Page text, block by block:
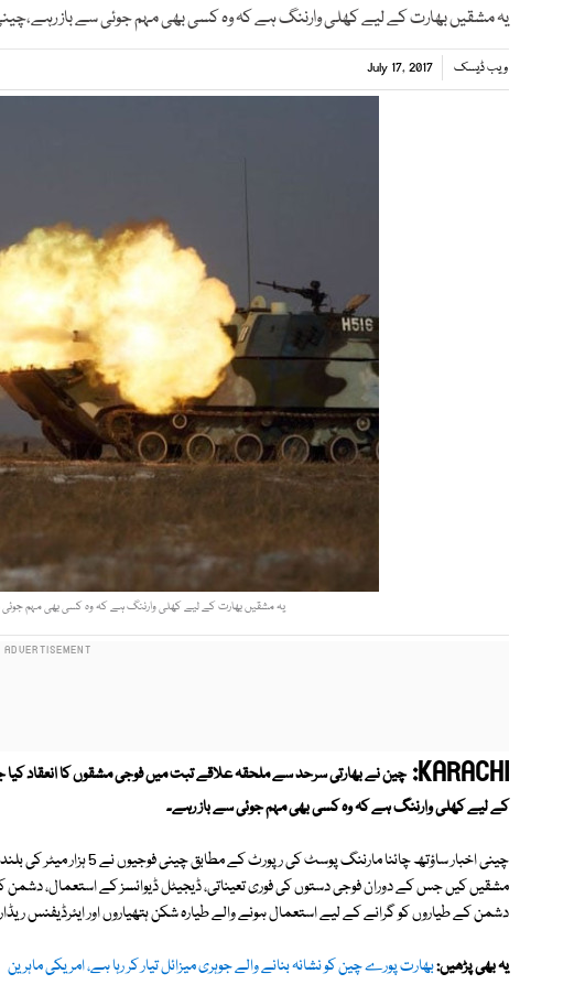
یہ مشقیں بھارت کے لیے کھلی وارننگ ہے کہ وہ کسی بھی مہم جوئی سے باز
ویب ڈیسک July 17, 2017
یہ مشقیں بھارت کے لیے کھلی وارننگ ہے کہ وہ کسی بھی مہم جوئی
KARACHI: چین نے بھارتی سرحد سے ملحقہ علاقے تبت میں فوجی مشقوں کا انعقاد
کے لیے کھلی وارننگ ہے کہ وہ کسی بھی مہم جوئی سے باز رہے۔
چینی اخبار ساؤتھ چائنا
مشقیں کیں جس کے دوران فوجی دستوں کی فوری تعیناتی، ڈیجیٹل ڈیوائسز کے استعمال، دشمن
دشمن کے طیاروں کو گرانے کے لیے استعمال ہونے والے طیارہ شکن ہتھیاروں اور ایئرڈیفنس ریڈار
یہ بھی پڑھیں:بھارت پورے چین کو نشانہ بنانے والے جوہری میزائل تیار کر رہا ہے، امریکی ماہرین